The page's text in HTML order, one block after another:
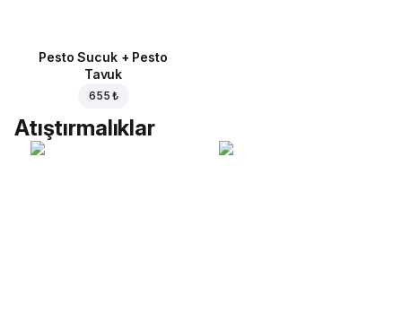
Pesto Sucuk + Pesto
Tavuk
655 ₺
Atıştırmalıklar